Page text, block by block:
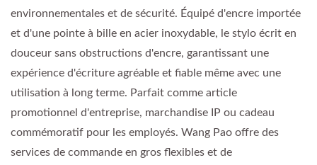
environnementales et de sécurité. Équipé d'encre importée
et d'une pointe à bille en acier inoxydable, le stylo écrit en
douceur sans obstructions d'encre, garantissant une
expérience d'écriture agréable et fiable même avec une
utilisation à long terme. Parfait comme article
promotionnel d'entreprise, marchandise IP ou cadeau
commémoratif pour les employés. Wang Pao offre des
services de commande en gros flexibles et de